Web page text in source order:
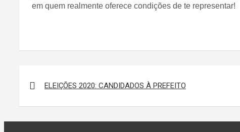
em quem realmente oferece condições de te representar!
de
ELEIÇÕES 2020: CANDIDADOS À PREFEITO